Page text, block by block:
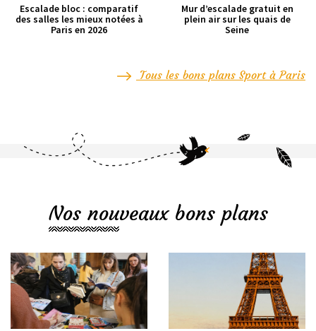
Escalade bloc : comparatif
des salles les mieux notées à
Paris en 2026
Mur d’escalade gratuit en
plein air sur les quais de
Seine
Tous les bons plans Sport à Paris
Nos nouveaux bons plans